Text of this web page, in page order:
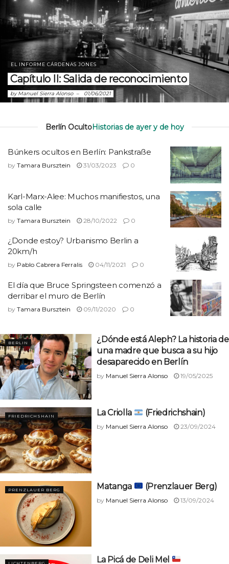
EL INFORME CÁRDENAS JONES
Capítulo II: Salida de reconocimiento
by Manuel Sierra Alonso 01/06/2021
Berlín OcultoHistorias de ayer y de hoy
Búnkers ocultos en Berlín: Pankstraße
by Tamara Bursztein 31/03/2023 0
Karl-Marx-Alee: Muchos manifiestos, una
sola calle
by Tamara Bursztein 28/10/2022 0
¿Donde estoy? Urbanismo Berlin a
20km/h
by Pablo Cabrera Ferralis 04/11/2021 0
El día que Bruce Springsteen comenzó a
derribar el muro de Berlín
by Tamara Bursztein 09/11/2020 0
BERLIN
¿Dónde está Aleph? La historia de
una madre que busca a su hijo
desaparecido en Berlín
by Manuel Sierra Alonso 19/05/2025
FRIEDRICHSHAIN La Criolla (Friedrichshain)
by Manuel Sierra Alonso 23/09/2024
PRENZLAUER BERG Matanga (Prenzlauer Berg)
by Manuel Sierra Alonso 13/09/2024
LICHTENBERG La Picá de Deli Mel